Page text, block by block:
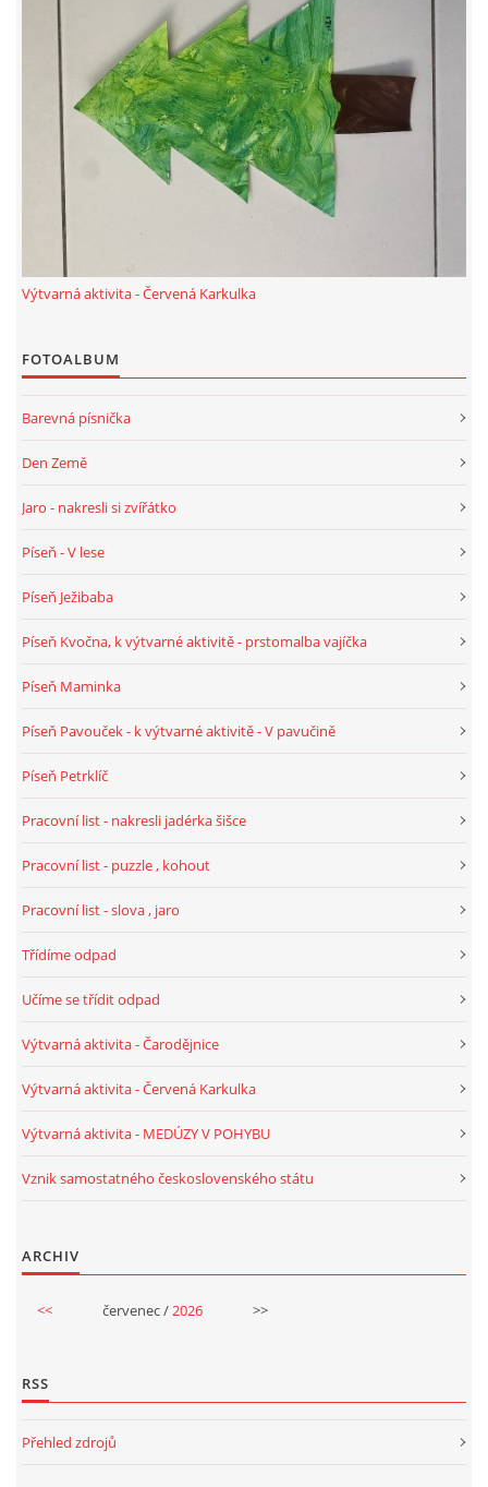
Výtvarná aktivita - Červená Karkulka
FOTOALBUM
Barevná písnička
Den Země
Jaro - nakresli si zvířátko
Píseň - V lese
Píseň Ježibaba
Píseň Kvočna, k výtvarné aktivitě - prstomalba vajíčka
Píseň Maminka
Píseň Pavouček - k výtvarné aktivitě - V pavučině
Píseň Petrklíč
Pracovní list - nakresli jadérka šišce
Pracovní list - puzzle , kohout
Pracovní list - slova , jaro
Třídíme odpad
Učíme se třídit odpad
Výtvarná aktivita - Čarodějnice
Výtvarná aktivita - Červená Karkulka
Výtvarná aktivita - MEDÚZY V POHYBU
Vznik samostatného československého státu
ARCHIV
<< červenec /2026 >>
RSS
Přehled zdrojů